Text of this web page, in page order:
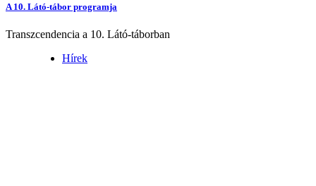
A 10. Látó-tábor programja
Transzcendencia a 10. Látó-táborban
Hírek